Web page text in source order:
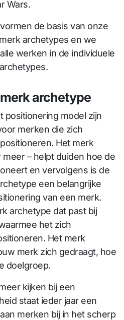
Wars.
de basis van onze
archetypes en we
werken in de individuele
archetype
positionering model zijn
merken die zich
Het merk
– helpt duiden hoe de
en vervolgens is de
een belangrijke
van een merk.
archetype dat past bij
het zich
Het merk
merk zich gedraagt, hoe
doelgroep.
kijken bij een
staat ieder jaar een
merken bij in het scherp